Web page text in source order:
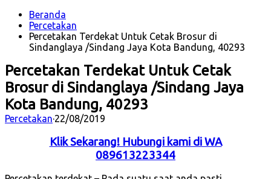
Beranda
Percetakan
Percetakan Terdekat Untuk Cetak Brosur di
Sindanglaya /Sindang Jaya Kota Bandung, 40293
Percetakan Terdekat Untuk Cetak
Brosur di Sindanglaya /Sindang Jaya
Kota Bandung, 40293
Percetakan·22/08/2019
Klik Sekarang! Hubungi kami di WA
089613223344